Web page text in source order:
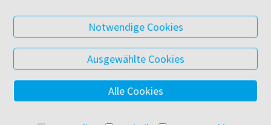
Datenschutz & Cookies
AGB
Barrierefreiheit
© 2025 Facultas Verlags- und Buchhandels AG
Notwendige Cookies
Ausgewählte Cookies
Alle Cookies